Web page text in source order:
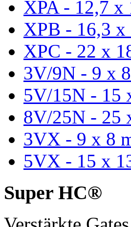
XPA - 12,7 x
XPB - 16,3 x
XPC - 22 x
3V/9N - 9 x
5V/15N - 15
8V/25N - 25
3VX - 9 x 8
5VX - 15 x
Super HC®